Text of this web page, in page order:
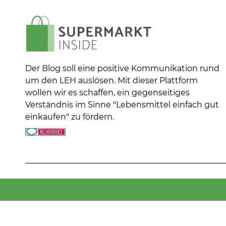
Der Blog soll eine positive Kommunikation rund
um den LEH auslösen. Mit dieser Plattform
wollen wir es schaffen, ein gegenseitiges
Verständnis im Sinne "Lebensmittel einfach gut
einkaufen" zu fördern.